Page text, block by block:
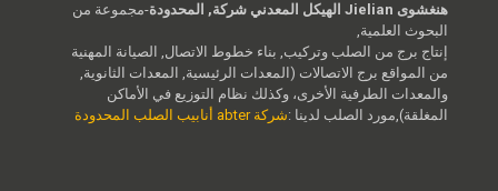
هنغشوى Jielian الهيكل المعدني شركة, المحدودة
-مجموعة من
البحوث العلمية,
إنتاج برج من الصلب وتركيب, بناء خطوط الاتصال, الصيانة المهنية
من المواقع برج الاتصالات (المعدات الرئيسية, المعدات الثانوية,
والمعدات الطرفية الأخرى، وكذلك نظام التوزيع في الأماكن
المغلقة),مورد الصلب لدينا :شركة abter أنابيب الصلب المحدودة